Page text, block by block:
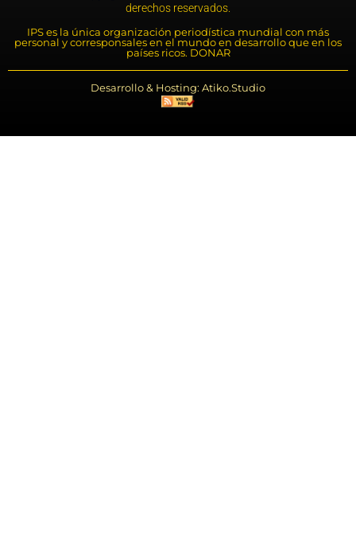
derechos reservados.
IPS es la única organización periodística mundial con más
personal y corresponsales en el mundo en desarrollo que en los
países ricos. DONAR
Desarrollo & Hosting: Atiko.Studio